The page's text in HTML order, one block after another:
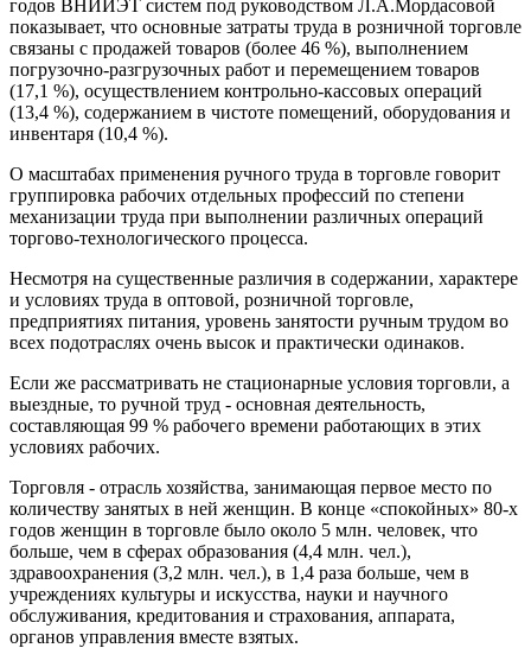
годов ВНИИЭТ систем под руководством Л.А.Мордасовой
показывает, что основные затраты труда в розничной торговле
связаны с продажей товаров (более 46 %), выполнением
погрузочно-разгрузочных работ и перемещением товаров
(17,1 %), осуществлением контрольно-кассовых операций
(13,4 %), содержанием в чистоте помещений, оборудования и
инвентаря (10,4 %).
О масштабах применения ручного труда в торговле говорит
группировка рабочих отдельных профессий по степени
механизации труда при выполнении различных операций
торгово-технологического процесса.
Несмотря на существенные различия в содержании, характере
и условиях труда в оптовой, розничной торговле,
предприятиях питания, уровень занятости ручным трудом во
всех подотраслях очень высок и практически одинаков.
Если же рассматривать не стационарные условия торговли, а
выездные, то ручной труд - основная деятельность,
составляющая 99 % рабочего времени работающих в этих
условиях рабочих.
Торговля - отрасль хозяйства, занимающая первое место по
количеству занятых в ней женщин. В конце «спокойных» 80-х
годов женщин в торговле было около 5 млн. человек, что
больше, чем в сферах образования (4,4 млн. чел.),
здравоохранения (3,2 млн. чел.), в 1,4 раза больше, чем в
учреждениях культуры и искусства, науки и научного
обслуживания, кредитования и страхования, аппарата,
органов управления вместе взятых.